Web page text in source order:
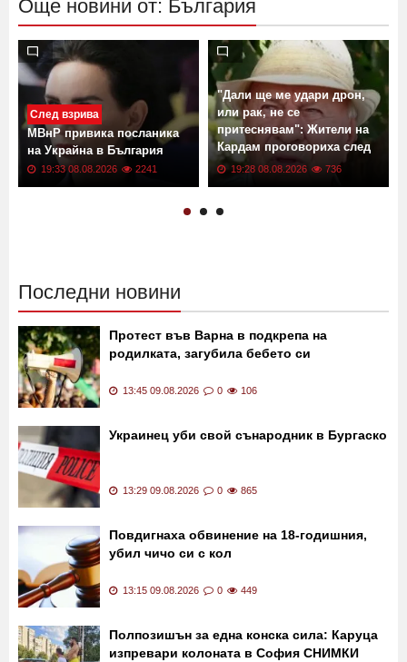
Още новини от: България
След взрива
МВнР привика посланика
на Украйна в България
19:33 08.08.2026 2241
"Дали ще ме удари дрон,
или рак, не се
притеснявам": Жители на
Кардам проговориха след
инцидента
19:28 08.08.2026 736
Последни новини
Протест във Варна в подкрепа на
родилката, загубила бебето си
13:45 09.08.2026 0 106
Украинец уби свой сънародник в Бургаско
13:29 09.08.2026 0 865
Повдигнаха обвинение на 18-годишния,
убил чичо си с кол
13:15 09.08.2026 0 449
Полпозишън за една конска сила: Каруца
изпревари колоната в София СНИМКИ